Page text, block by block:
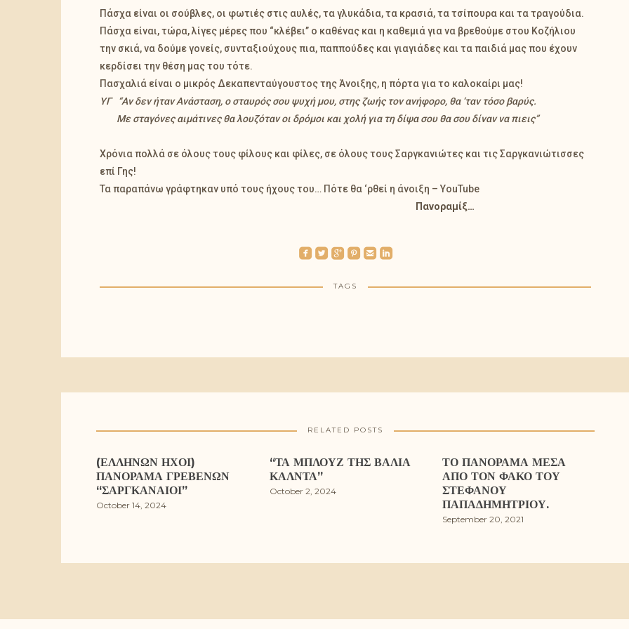
Πάσχα είναι οι σούβλες, οι φωτιές στις αυλές, τα γλυκάδια, τα κρασιά, τα τσίπουρα και τα τραγούδια.
Πάσχα είναι, τώρα, λίγες μέρες που “κλέβει” ο καθένας και η καθεμιά για να βρεθούμε στου Κοζήλιου
την σκιά, να δούμε γονείς, συνταξιούχους πια, παππούδες και γιαγιάδες και τα παιδιά μας που έχουν
κερδίσει την θέση μας του τότε.
Πασχαλιά είναι ο μικρός Δεκαπενταύγουστος της Άνοιξης, η πόρτα για το καλοκαίρι μας!
ΥΓ “Αν δεν ήταν Ανάσταση, ο σταυρός σου ψυχή μου, στης ζωής τον ανήφορο, θα ‘ταν τόσο βαρύς.
Με σταγόνες αιμάτινες θα λουζόταν οι δρόμοι και χολή για τη δίψα σου θα σου δίναν να πιεις”
Χρόνια πολλά σε όλους τους φίλους και φίλες, σε όλους τους Σαργκανιώτες και τις Σαργκανιώτισσες
επί Γης!
Τα παραπάνω γράφτηκαν υπό τους ήχους του… Πότε θα ‘ρθεί η άνοιξη – YouTube
Πανοραμίξ…
roundedfacebook roundedtwitterbird roundedgoogleplus roundedpinterest roundedemail roundedlinkedin
TAGS
RELATED POSTS
(ΕΛΛΉΝΩΝ ΉΧΟΙ)
ΠΑΝΌΡΑΜΑ ΓΡΕΒΕΝΏΝ
“ΣΑΡΓΚΑΝΑΊΟΙ”
October 14, 2024
“ΤΑ ΜΠΛΟΥΖ ΤΗΣ ΒΆΛΙΑ
ΚΆΛΝΤΑ”
October 2, 2024
ΤΟ ΠΑΝΌΡΑΜΑ ΜΈΣΑ
ΑΠΌ ΤΟΝ ΦΑΚΌ ΤΟΥ
ΣΤΈΦΑΝΟΥ
ΠΑΠΑΔΗΜΗΤΡΊΟΥ.
September 20, 2021